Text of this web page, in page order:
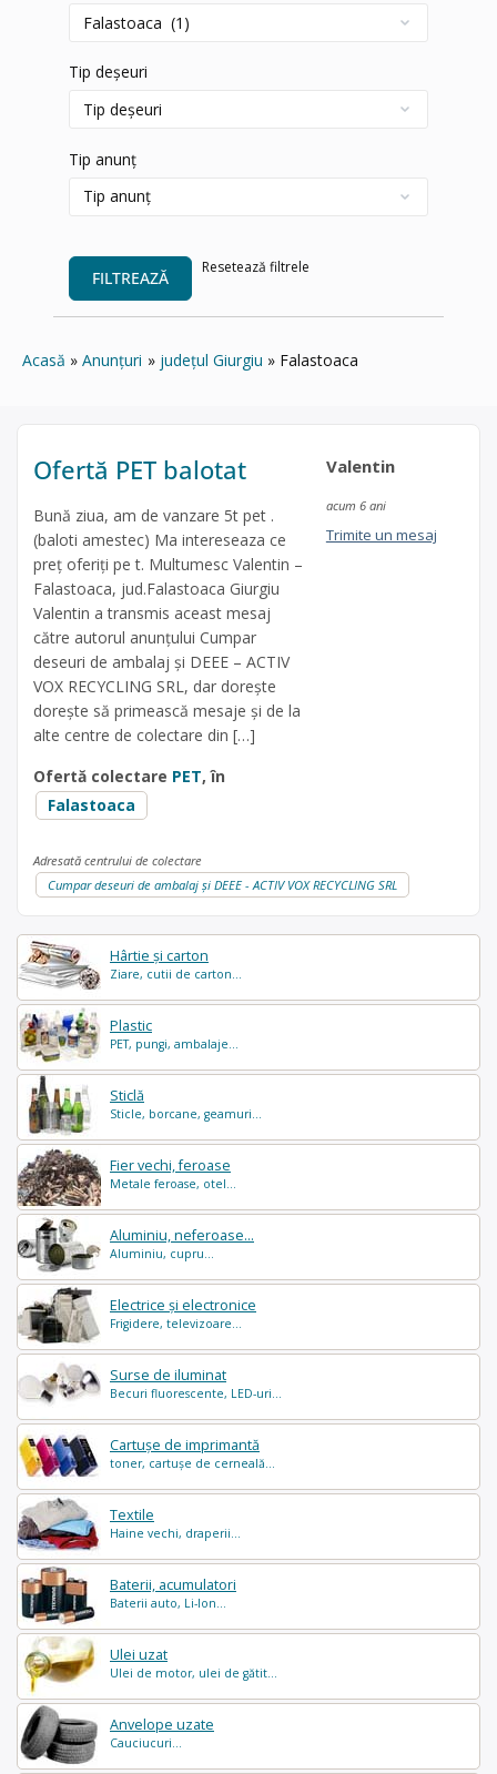
Tip deșeuri
Tip anunț
FILTREAZĂ
Resetează filtrele
Acasă Anunțuri județul Giurgiu Falastoaca
Hârtie și carton
Ziare, cutii de carton...
Plastic
PET, pungi, ambalaje...
Sticlă
Sticle, borcane, geamuri...
Fier vechi, feroase
Metale feroase, otel...
Aluminiu, neferoase...
Aluminiu, cupru...
Electrice și electronice
Frigidere, televizoare...
Surse de iluminat
Becuri fluorescente, LED-uri...
Cartușe de imprimantă
toner, cartușe de cerneală...
Textile
Haine vechi, draperii...
Baterii, acumulatori
Baterii auto, Li-Ion...
Ulei uzat
Ulei de motor, ulei de gătit...
Anvelope uzate
Cauciucuri...
Ofertă PET balotat
Bună ziua, am de vanzare 5t pet .
(baloti amestec) Ma intereseaza ce
preț oferiți pe t. Multumesc Valentin –
Falastoaca, jud.Falastoaca Giurgiu
Valentin a transmis aceast mesaj
către autorul anunțului Cumpar
deseuri de ambalaj și DEEE – ACTIV
VOX RECYCLING SRL, dar dorește
dorește să primească mesaje și de la
alte centre de colectare din […]
Ofertă colectare PET, în
Falastoaca
Valentin
acum 6 ani
Trimite un mesaj
Adresată centrului de colectare
Cumpar deseuri de ambalaj și DEEE - ACTIV VOX RECYCLING SRL